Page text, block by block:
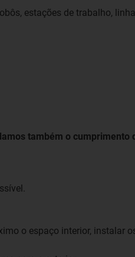
estações de trabalho,
também o cumprimento
o espaço interior, instalar